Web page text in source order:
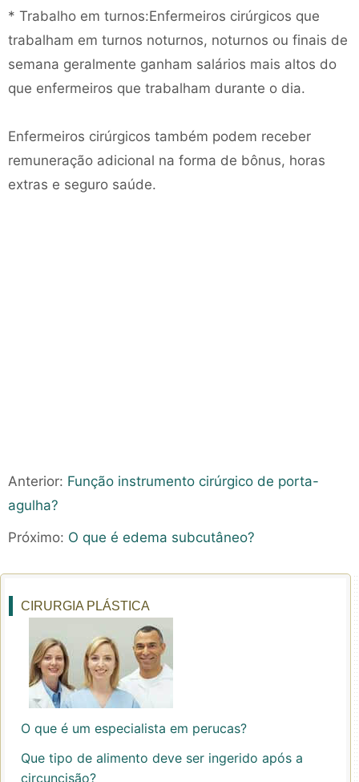
* Trabalho em turnos:Enfermeiros cirúrgicos que
trabalham em turnos noturnos, noturnos ou finais de
semana geralmente ganham salários mais altos do
que enfermeiros que trabalham durante o dia.
Enfermeiros cirúrgicos também podem receber
remuneração adicional na forma de bônus, horas
extras e seguro saúde.
Anterior: Função instrumento cirúrgico de porta-
agulha?
Próximo: O que é edema subcutâneo?
CIRURGIA PLÁSTICA
O que é um especialista em perucas?
Que tipo de alimento deve ser ingerido após a
circuncisão?